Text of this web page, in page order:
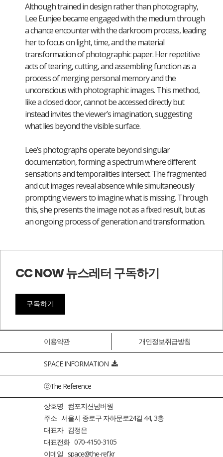
Although trained in design rather than photography,
Lee Eunjee became engaged with the medium through
a chance encounter with the darkroom process, leading
her to focus on light, time, and the material
transformation of photographic paper. Her repetitive
acts of tearing, cutting, and assembling function as a
process of merging personal memory and the
unconscious with photographic images. This method,
like a closed door, cannot be accessed directly but
instead invites the viewer’s imagination, suggesting
what lies beyond the visible surface.
Lee’s photographs operate beyond singular
documentation, forming a spectrum where different
sensations and temporalities intersect. The fragmented
and cut images reveal absence while simultaneously
prompting viewers to imagine what is missing. Through
this, she presents the image not as a fixed result, but as
an ongoing process of generation and transformation.
CC NOW 뉴스레터 구독하기
구독하기
이용약관 개인정보취급방침
SPACE INFORMATION
ⓒThe Reference
상호명 컴포지션넘버원
주소 서울시 종로구 자하문로24길 44, 3층
대표자 김정은
대표전화 070-4150-3105
이메일 space@the-ref.kr